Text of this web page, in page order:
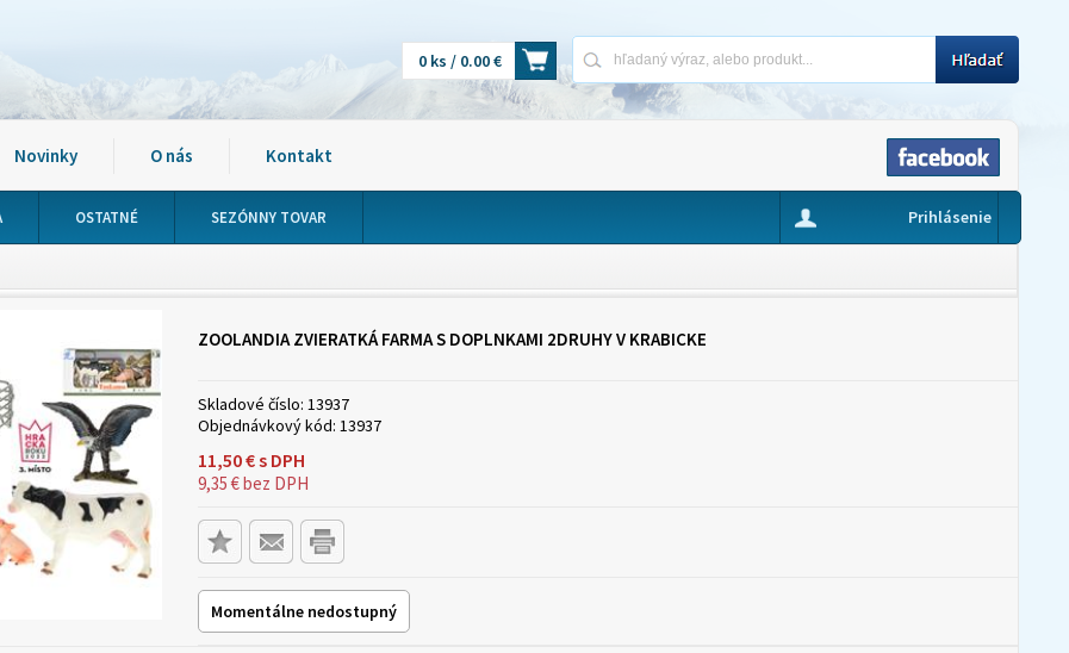
0 ks / 0.00 €
Novinky O nás Kontakt
OSTATNÉ SEZÓNNY TOVAR Prihlásenie
ZOOLANDIA ZVIERATKÁ FARMA S DOPLNKAMI 2DRUHY V KRABICKE
Skladové číslo: 13937
Objednávkový kód: 13937
11,50€s DPH
9,35 €bez DPH
Momentálne nedostupný